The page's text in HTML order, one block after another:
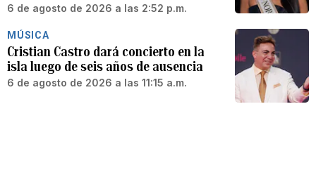
6 de agosto de 2026 a las 2:52 p.m.
MÚSICA
Cristian Castro dará concierto en la
isla luego de seis años de ausencia
6 de agosto de 2026 a las 11:15 a.m.